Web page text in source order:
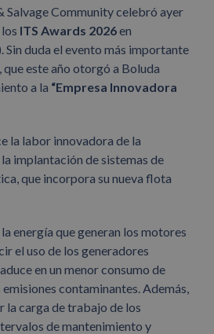
Salvage Community celebró ayer
ITS Awards 2026en
Sin duda el evento más importante
que este año otorgó a Boluda
a la “Empresa Innovadora
la labor innovadora de la
implantación de sistemas de
que incorpora su nueva flota
energía que generan los motores
el uso de los generadores
en un menor consumo de
contaminantes. Además,
la carga de trabajo de los
de mantenimiento y